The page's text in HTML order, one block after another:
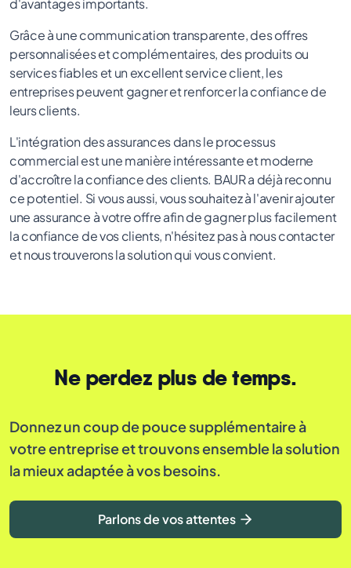
d'avantages importants.
Grâce à une communication transparente, des offres
personnalisées et complémentaires, des produits ou
services fiables et un excellent service client, les
entreprises peuvent gagner et renforcer la confiance de
leurs clients.
L'intégration des assurances dans le processus
commercial est une manière intéressante et moderne
d'accroître la confiance des clients. BAUR a déjà reconnu
ce potentiel. Si vous aussi, vous souhaitez à l'avenir ajouter
une assurance à votre offre afin de gagner plus facilement
la confiance de vos clients, n'hésitez pas à nous contacter
et nous trouverons la solution qui vous convient.
Ne perdez plus de temps.
Donnez un coup de pouce supplémentaire à
votre entreprise et trouvons ensemble la solution
la mieux adaptée à vos besoins.
Parlons de vos attentes